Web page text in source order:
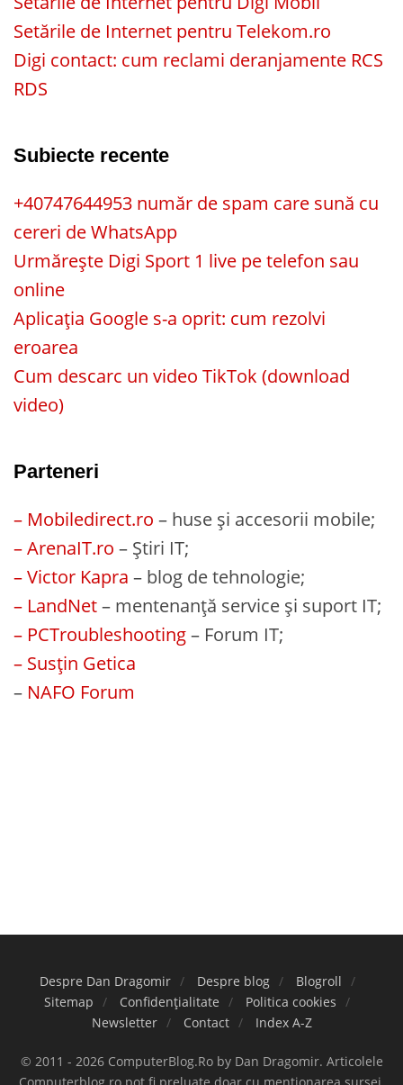
Setările de Internet pentru Telekom.ro
Digi contact: cum reclami deranjamente RCS
RDS
Subiecte recente
+40747644953 număr de spam care sună cu
cereri de WhatsApp
Urmărește Digi Sport 1 live pe telefon sau
online
Aplicația Google s-a oprit: cum rezolvi
eroarea
Cum descarc un video TikTok (download
video)
Parteneri
– Mobiledirect.ro – huse și accesorii mobile;
– ArenaIT.ro – Știri IT;
– Victor Kapra – blog de tehnologie;
– LandNet– mentenanță service și suport IT;
– PCTroubleshooting– Forum IT;
– Susțin Getica
– NAFO Forum
Despre Dan Dragomir Despre blog
Blogroll
Sitemap
Confidențialitate
Politica cookies
Newsletter
Contact Index A-Z
© 2011 - 2026 ComputerBlog.Ro by Dan Dragomir. Articolele
Computerblog.ro pot fi preluate doar cu menționarea sursei.